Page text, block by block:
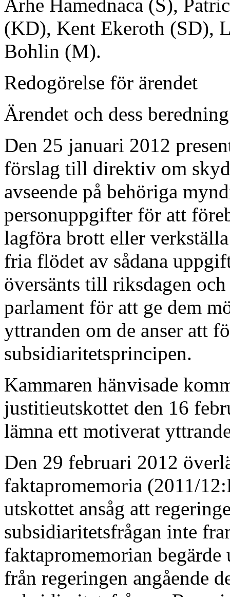
Arhe Hamednaca (S),
(KD), Kent Ekeroth (SD),
Bohlin (M).
Redogörelse för ärendet
Ärendet och dess beredning
Den 25 januari 2012
förslag till direktiv om
avseende på behöriga
personuppgifter för att
lagföra brott eller
fria flödet av sådana
översänts till riksdagen
parlament för att ge dem
yttranden om de anser att
subsidiaritetsprincipen.
Kammaren hänvisade
justitieutskottet den 16
lämna ett motiverat
Den 29 februari 2012
faktapromemoria (2011/
utskottet ansåg att
subsidiaritetsfrågan inte
faktapromemorian
från regeringen angående